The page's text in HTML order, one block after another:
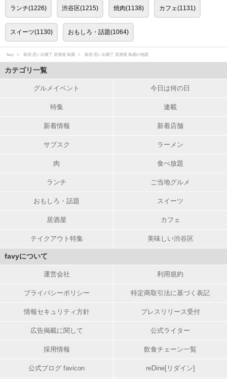
ランチ(1226) 渋谷区(1215) 焼肉(1138) カフェ(1131)
スイーツ(1130) おもしろ・話題(1064)
favy 新宿 思い出横丁 居酒屋 鳥園 新宿 思い出横丁 居酒屋 鳥園の地図
カテゴリ一覧
グルメイベント 今日は何の日
特集 連載
新着情報 新着店舗
サブスク ラーメン
肉 食べ放題
ランチ ご当地グルメ
おもしろ・話題 スイーツ
居酒屋 カフェ
テイクアウト特集 美味しい渋谷区
favyについて
運営会社 利用規約
プライバシーポリシー 特定商取引法に基づく表記
情報セキュリティ方針 プレスリリース受付
広告掲載に関して 公式ライター
採用情報 飲食チェーン一覧
公式ブログ favicon reDine[リダイン]